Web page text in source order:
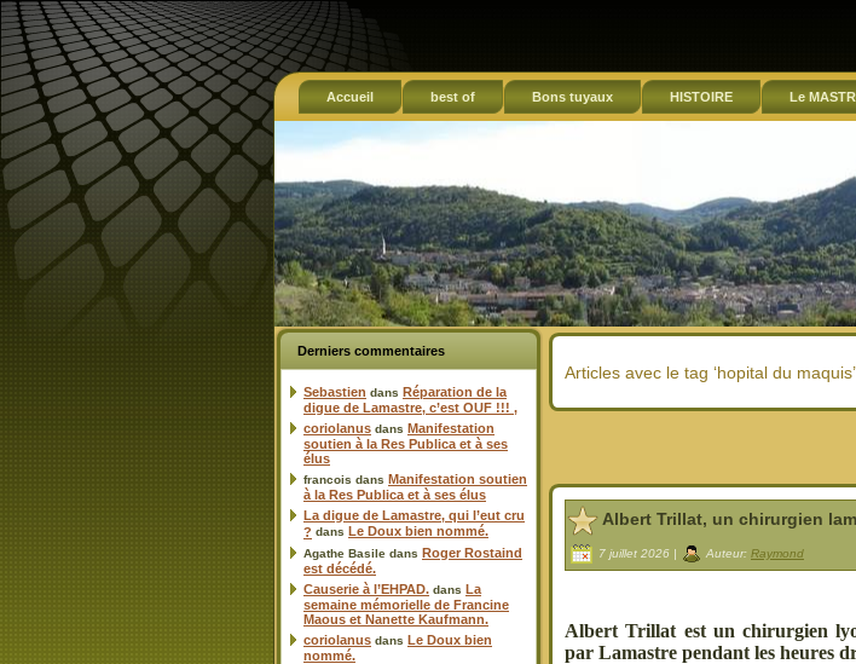
Accueil best of Bons tuyaux HISTOIRE Le
Derniers commentaires
Sebastien dans Réparation de la
digue de Lamastre, c’est OUF !!! ,
coriolanus dans Manifestation
soutien à la Res Publica et à ses
élus
francois dans Manifestation soutien
à la Res Publica et à ses élus
La digue de Lamastre, qui l’eut cru
? dans Le Doux bien nommé.
Agathe Basile dans Roger Rostaind
est décédé.
Causerie à l’EHPAD. dans La
semaine mémorielle de Francine
Maous et Nanette Kaufmann.
coriolanus dans Le Doux bien
nommé.
Articles avec le tag ‘hopital du maquis’
Albert Trillat, un chirurgien
7 juillet 2026 | Auteur: Raymond
Albert Trillat est un chirurgien
par Lamastre pendant les heures